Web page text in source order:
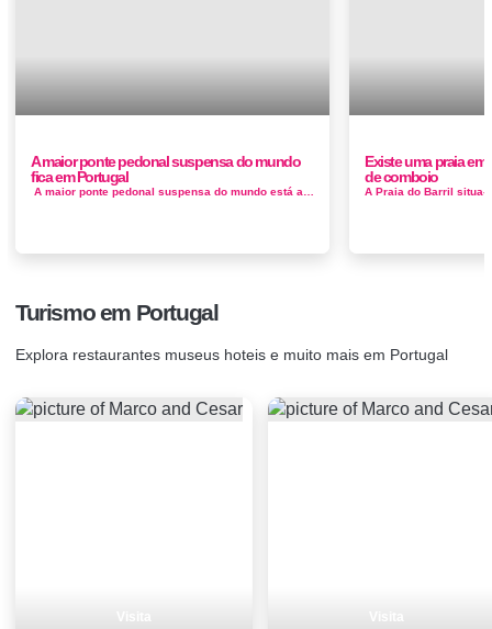
A maior ponte pedonal suspensa do mundo
fica em Portugal
Existe uma praia
de comboio
Turismo em Portugal
Explora restaurantes museus hoteis e muito mais em Portugal